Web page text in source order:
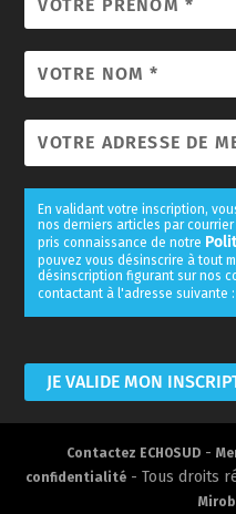
En validant votre inscription,
nos derniers articles par
pris connaissance de notre
pouvez vous désinscrire à tout
désinscription figurant sur nos
contactant à l'adresse suivante
Contactez ECHOSUD -
confidentialité- Tous droits